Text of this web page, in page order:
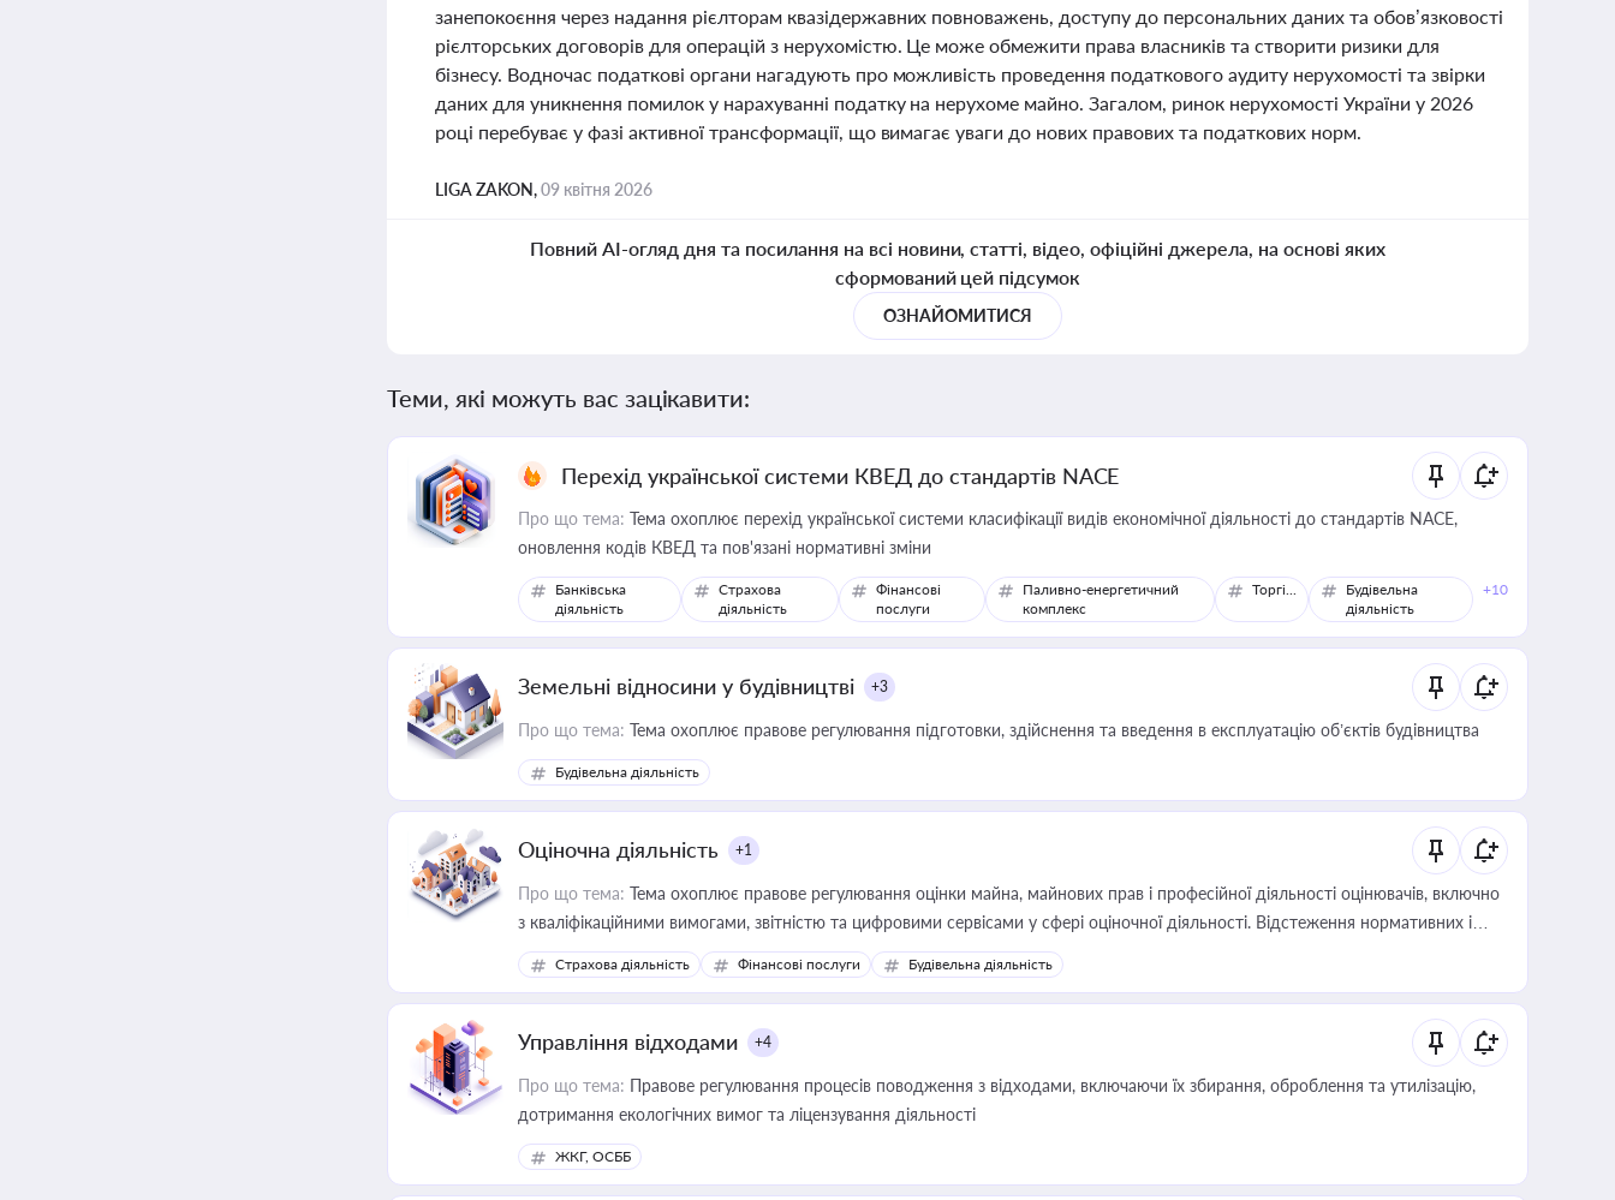
занепокоєння через надання рієлторам квазідержавних повноважень, доступу до персональних даних та обов’язковості
рієлторських договорів для операцій з нерухомістю. Це може обмежити права власників та створити ризики для
бізнесу. Водночас податкові органи нагадують про можливість проведення податкового аудиту нерухомості та звірки
даних для уникнення помилок у нарахуванні податку на нерухоме майно. Загалом, ринок нерухомості України у 2026
році перебуває у фазі активної трансформації, що вимагає уваги до нових правових та податкових норм.
LIGA ZAKON,09 квітня 2026
Повний AI-огляд дня та посилання на всі новини, статті, відео, офіційні джерела, на основі яких
сформований цей підсумок
ОЗНАЙОМИТИСЯ
Теми, які можуть вас зацікавити:
Перехід української системи КВЕД до стандартів NACE
Про що тема: Тема охоплює перехід української системи класифікації видів економічної діяльності до стандартів NACE,
оновлення кодів КВЕД та пов'язані нормативні зміни
Банківська
діяльність
Страхова
діяльність
Фінансові
послуги
Паливно-енергетичний
комплекс
Торгівля
Будівельна
діяльність
+10
Земельні відносини у будівництві +3
Про що тема: Тема охоплює правове регулювання підготовки, здійснення та введення в експлуатацію об’єктів будівництва
Будівельна діяльність
Оціночна діяльність +1
Про що тема: Тема охоплює правове регулювання оцінки майна, майнових прав і професійної діяльності оцінювачів, включно
з кваліфікаційними вимогами, звітністю та цифровими сервісами у сфері оціночної діяльності. Відстеження нормативних і
медійних змін у цій сфері корисне для власника бізнесу, керівника, юриста або бухгалтера під час оподаткування,
приватизації, оренди державного майна, корпоративних угод і перевірки статусу суб'єктів оціночної діяльності
Страхова діяльність Фінансові послуги Будівельна діяльність
Управління відходами +4
Про що тема: Правове регулювання процесів поводження з відходами, включаючи їх збирання, оброблення та утилізацію,
дотримання екологічних вимог та ліцензування діяльності
ЖКГ, ОСББ